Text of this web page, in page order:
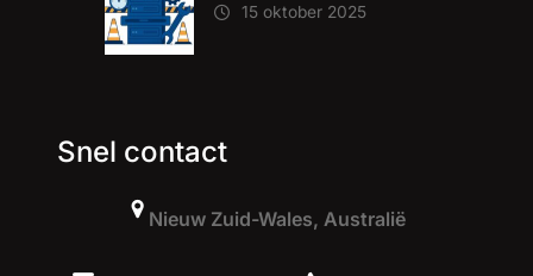
15 oktober 2025
Snel contact
Nieuw Zuid-Wales, Australië